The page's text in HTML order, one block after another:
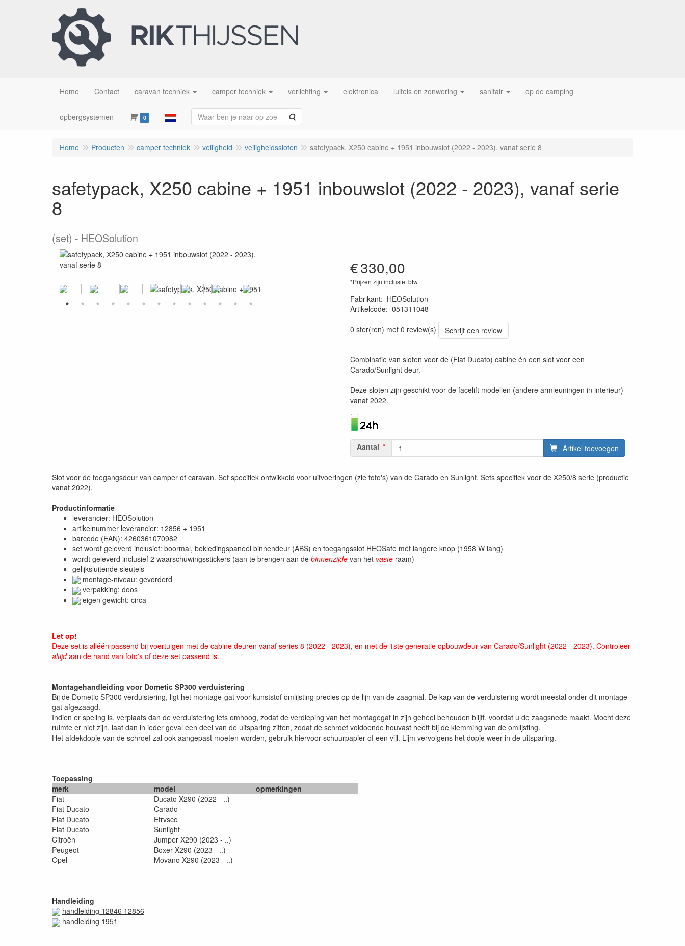
Home Contact caravan techniek camper techniek verlichting elektronica luifels en zonwering sanitair op de camping
opbergsystemen 0 Zoeken
Home Producten camper techniek veiligheid veiligheidssloten safetypack, X250 cabine + 1951 inbouwslot (2022 - 2023), vanaf serie 8
safetypack, X250 cabine + 1951 inbouwslot (2022 - 2023), vanaf serie
8
(set) HEOSolution
€330,00
*Prijzen zijn inclusief btw
Fabrikant: HEOSolution
Artikelcode: 051311048
0 ster(ren) met 0 review(s)
Schrijf een review
Combinatie van sloten voor de (Fiat Ducato) cabine én een slot voor een
Carado/Sunlight deur.
Deze sloten zijn geschikt voor de facelift modellen (andere armleuningen in interieur)
vanaf 2022.
Aantal Artikel toevoegen
Slot voor de toegangsdeur van camper of caravan. Set specifiek ontwikkeld voor uitvoeringen (zie foto's) van de Carado en Sunlight. Sets specifiek voor de X250/8 serie (productie
vanaf 2022).
Productinformatie
leverancier: HEOSolution
artikelnummer leverancier: 12856 + 1951
barcode (EAN): 4260361070982
set wordt geleverd inclusief: boormal, bekledingspaneel binnendeur (ABS) en toegangsslot HEOSafe mét langere knop (1958 W lang)
wordt geleverd inclusief 2 waarschuwingsstickers (aan te brengen aan de binnenzijde van het vaste raam)
gelijksluitende sleutels
montage-niveau: gevorderd
verpakking: doos
eigen gewicht: circa
Let op!
Deze set is alléén passend bij voertuigen met de cabine deuren vanaf series 8 (2022 - 2023), en met de 1ste generatie opbouwdeur van Carado/Sunlight (2022 - 2023). Controleer
altijdaan de hand van foto's of deze set passend is.
Montagehandleiding voor Dometic SP300 verduistering
Bij de Dometic SP300 verduistering, ligt het montage-gat voor kunststof omlijsting precies op de lijn van de zaagmal. De kap van de verduistering wordt meestal onder dit montage-
gat afgezaagd.
Indien er speling is, verplaats dan de verduistering iets omhoog, zodat de verdieping van het montagegat in zijn geheel behouden blijft, voordat u de zaagsnede maakt. Mocht deze
ruimte er niet zijn, laat dan in ieder geval een deel van de uitsparing zitten, zodat de schroef voldoende houvast heeft bij de klemming van de omlijsting.
Het afdekdopje van de schroef zal ook aangepast moeten worden, gebruik hiervoor schuurpapier of een vijl. Lijm vervolgens het dopje weer in de uitsparing.
Toepassing
merk
model
opmerkingen
Fiat
Ducato X290 (2022 - ..)
Fiat Ducato
Carado
Fiat Ducato
Etrvsco
Fiat Ducato
Sunlight
Citroën
Jumper X290 (2023 - ..)
Peugeot
Boxer X290 (2023 - ..)
Opel
Movano X290 (2023 - ..)
Handleiding
handleiding 12846 12856
handleiding 1951